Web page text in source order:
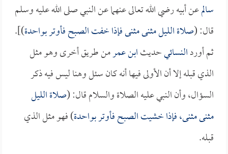
سالمعن أبيه رضي الله تعالى عنهما عن النبي صلى الله عليه وسلم
قال: (صلاة الليل مثنى مثنى فإذا خفت الصبح فأوتر بواحدة)].
ثم أوردالنسائيحديثابن عمرمن طريق أخرى وهو مثل
الذي قبله إلا أن الأولى فيها أنه كان سئل وهنا ليس فيه ذكر
السؤال، وأن النبي عليه الصلاة والسلام قال: (صلاة الليل
مثنى مثنى، فإذا خشيت الصبح فأوتر بواحدة) فهو مثل الذي
قبله.